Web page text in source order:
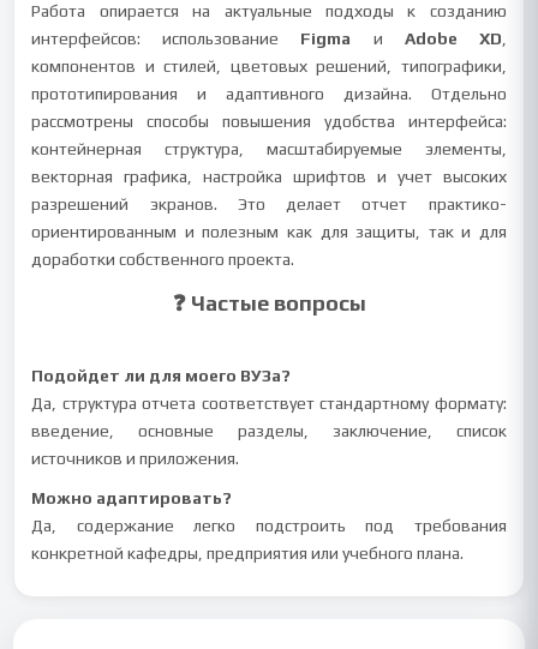
Работа опирается на актуальные подходы к созданию
интерфейсов: использование Figma и Adobe XD
компонентов и стилей, цветовых решений, типографики,
прототипирования и адаптивного дизайна. Отдельно
рассмотрены способы повышения удобства интерфейса:
контейнерная структура, масштабируемые элементы,
векторная графика, настройка шрифтов и учет высоких
разрешений экранов. Это делает отчет практико-
ориентированным и полезным как для защиты, так и для
доработки собственного проекта.
❓ Частые вопросы
Подойдет ли для моего ВУЗа?
Да, структура отчета соответствует стандартному формату:
введение, основные разделы, заключение, список
источников и приложения.
Можно адаптировать?
Да, содержание легко подстроить под требования
конкретной кафедры, предприятия или учебного плана.